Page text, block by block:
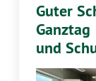
Guter
und